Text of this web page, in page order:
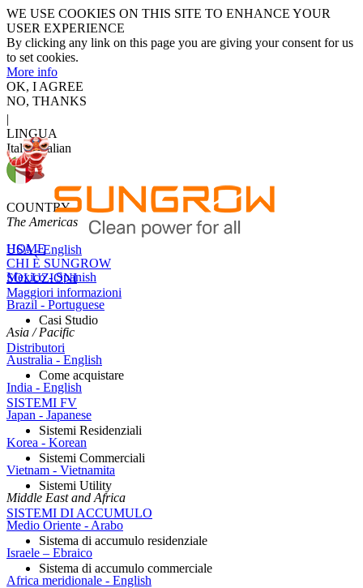
WE USE COOKIES ON THIS SITE TO ENHANCE YOUR
USER EXPERIENCE
By clicking any link on this page you are giving your consent for us
to set cookies.
More info
OK, I AGREE
NO, THANKS
|
LINGUA
Italy - Italian
COUNTRY
The Americas
USA - English
Mexico - Spanish
Brazil - Portuguese
Asia / Pacific
Australia - English
India - English
Japan - Japanese
Korea - Korean
Vietnam - Vietnamita
Middle East and Africa
Medio Oriente - Arabo
Israele – Ebraico
Africa meridionale - English
HOME
CHI È SUNGROW
SOLUZIONI
Maggiori informazioni
Casi Studio
Distributori
Come acquistare
SISTEMI FV
Sistemi Residenziali
Sistemi Commerciali
Sistemi Utility
SISTEMI DI ACCUMULO
Sistema di accumulo residenziale
Sistema di accumulo commerciale